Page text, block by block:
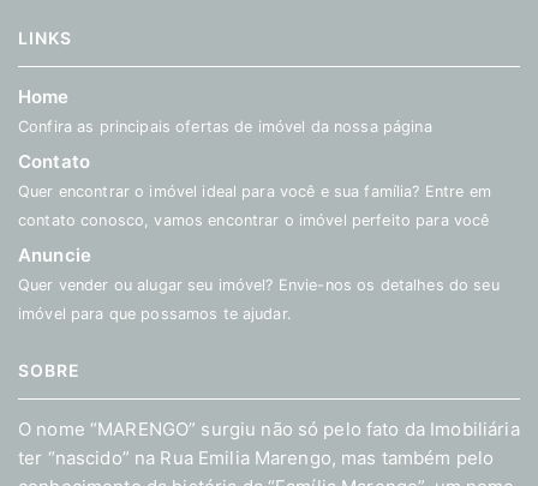
LINKS
Home
Confira as principais ofertas de imóvel da nossa página
Contato
Quer encontrar o imóvel ideal para você e sua família? Entre em
contato conosco, vamos encontrar o imóvel perfeito para você
Anuncie
Quer vender ou alugar seu imóvel? Envie-nos os detalhes do seu
imóvel para que possamos te ajudar.
SOBRE
O nome “MARENGO” surgiu não só pelo fato da Imobiliária
ter “nascido” na Rua Emilia Marengo, mas também pelo